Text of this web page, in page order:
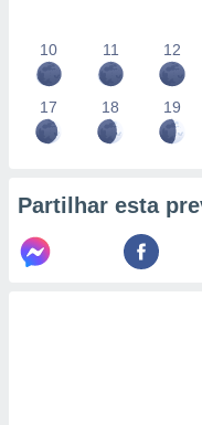
10 11 12
17 18 19
Partilhar esta